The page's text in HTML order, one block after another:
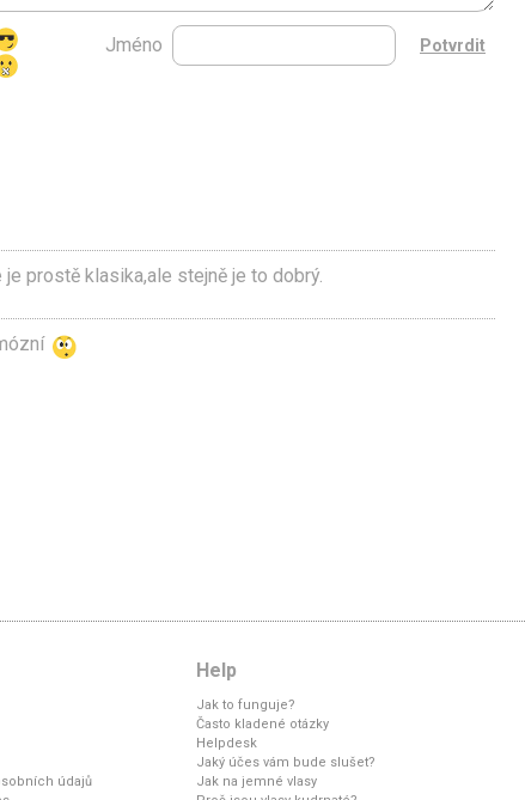
Jméno
je prostě klasika,ale stejně je to dobrý.
údajů
Help
Jak to funguje?
Často kladené otázky
Helpdesk
Jaký účes vám bude slušet?
Jak na jemné vlasy